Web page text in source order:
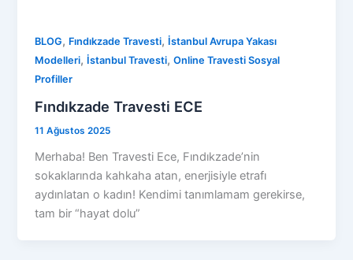
BLOG, Fındıkzade Travesti, İstanbul Avrupa Yakası
Modelleri, İstanbul Travesti,Online Travesti Sosyal
Profiller
Fındıkzade Travesti ECE
11 Ağustos 2025
Merhaba! Ben Travesti Ece, Fındıkzade’nin
sokaklarında kahkaha atan, enerjisiyle etrafı
aydınlatan o kadın! Kendimi tanımlamam gerekirse,
tam bir “hayat dolu”